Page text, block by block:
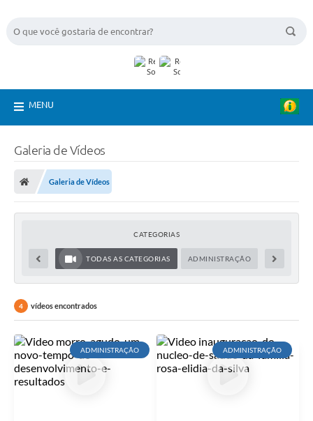
MENU
Galeria de Vídeos
Galeria de Vídeos
CATEGORIAS
TODAS AS CATEGORIAS ADMINISTRAÇÃO
4 vídeos encontrados
ADMINISTRAÇÃO ADMINISTRAÇÃO